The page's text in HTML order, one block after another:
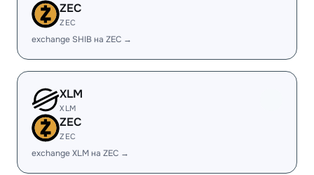
ZEC
ZEC
exchange SHIB на ZEC →
XLM
XLM
ZEC
ZEC
exchange XLM на ZEC →